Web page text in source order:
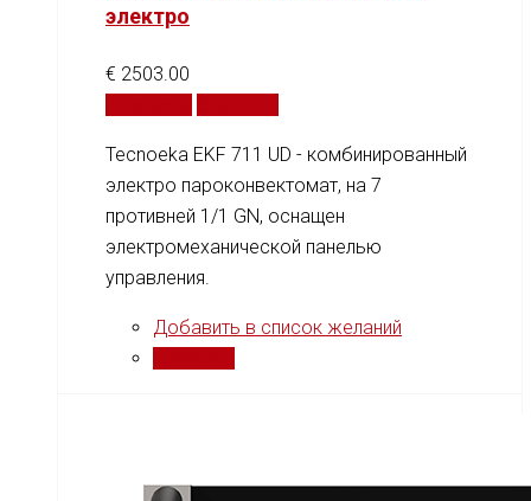
электро
€ 2503.00
Tecnoeka EKF 711 UD - комбинированный
электро пароконвектомат, на 7
противней 1/1 GN, оснащен
электромеханической панелью
управления.
Добавить в список желаний